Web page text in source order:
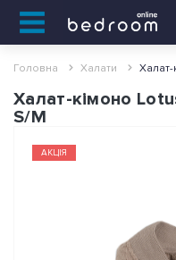
Головна Халати
Халат-кімоно
S/M
АКЦІЯ